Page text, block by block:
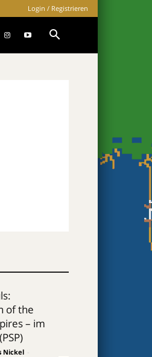
Login / Registrieren
of the
– im
Nickel